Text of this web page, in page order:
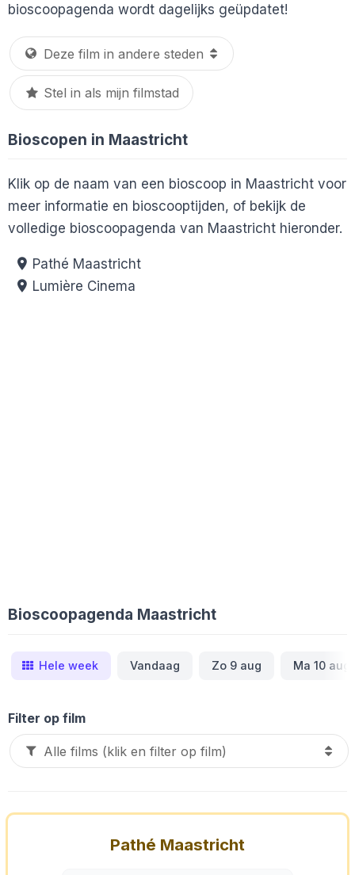
bioscoopagenda wordt dagelijks geüpdatet!
Stel in als mijn filmstad
Bioscopen in Maastricht
Klik op de naam van een bioscoop in Maastricht voor
meer informatie en bioscooptijden, of bekijk de
volledige bioscoopagenda van Maastricht hieronder.
Pathé Maastricht
Lumière Cinema
Bioscoopagenda Maastricht
Hele week Vandaag Zo 9 aug Ma 10 aug
Filter op film
Pathé Maastricht